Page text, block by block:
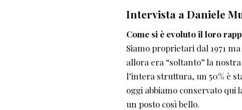
Intervista a Daniele
Come si è evoluto il loro
Siamo proprietari dal 1971
allora era “soltanto” la
l’intera struttura, un 50% è
oggi abbiamo conservato qui
un posto così bello.